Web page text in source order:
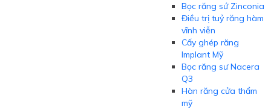
Bọc răng sứ Zinconia
Điều trị tuỷ răng hàm
vĩnh viễn
Cấy ghép răng
Implant Mỹ
Bọc răng sư Nacera
Q3
Hàn răng cửa thẩm
mỹ